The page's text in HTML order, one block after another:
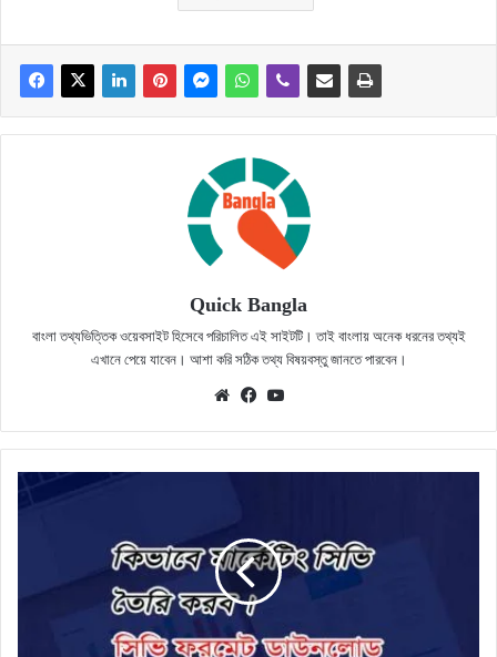
Quick Bangla
বাংলা তথ্যভিত্তিক ওয়েবসাইট হিসেবে পরিচালিত এই সাইটটি। তাই বাংলায় অনেক ধরনের তথ্যই
এখানে পেয়ে যাবেন। আশা করি সঠিক তথ্য বিষয়বস্তু জানতে পারবেন।
WebsiteFacebook
মার্কেটিং
চাকরির
নিয়ম,